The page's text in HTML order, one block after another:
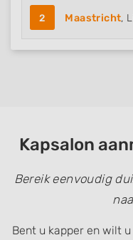
2 Maastricht,
Kapsalon
Bereik eenvoudig
Bent u kapper en wilt
actively requested
Advertising